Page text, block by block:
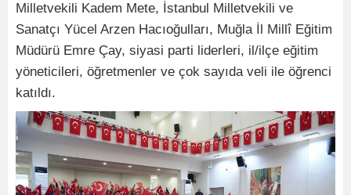
Milletvekili Kadem Mete, İstanbul Milletvekili ve
Sanatçı Yücel Arzen Hacıoğulları, Muğla İl Millî Eğitim
Müdürü Emre Çay, siyasi parti liderleri, il/ilçe eğitim
yöneticileri, öğretmenler ve çok sayıda veli ile öğrenci
katıldı.